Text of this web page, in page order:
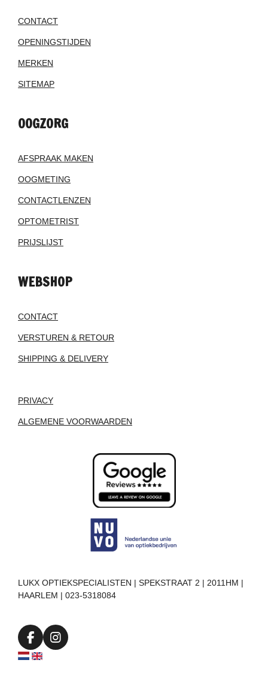
CONTACT
OPENINGSTIJDEN
MERKEN
SITEMAP
OOGZORG
AFSPRAAK MAKEN
OOGMETING
CONTACTLENZEN
OPTOMETRIST
PRIJSLIJST
WEBSHOP
CONTACT
VERSTUREN & RETOUR
SHIPPING & DELIVERY
PRIVACY
ALGEMENE VOORWAARDEN
LUKX OPTIEKSPECIALISTEN | SPEKSTRAAT 2 | 2011HM |
HAARLEM | 023-5318084
F
a
I